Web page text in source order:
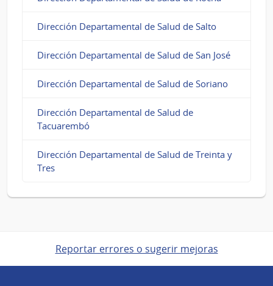
Dirección Departamental de Salud de Salto
Dirección Departamental de Salud de San José
Dirección Departamental de Salud de Soriano
Dirección Departamental de Salud de
Tacuarembó
Dirección Departamental de Salud de Treinta y
Tres
Reportar errores o sugerir mejoras